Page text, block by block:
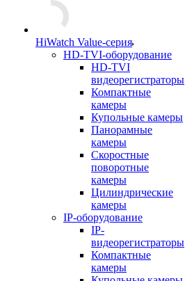
HiWatch Value-серия
HD-TVI-оборудование
HD-TVI
видеорегистраторы
Компактные
камеры
Купольные камеры
Панорамные
камеры
Скоростные
поворотные
камеры
Цилиндрические
камеры
IP-оборудование
IP-
видеорегистраторы
Компактные
камеры